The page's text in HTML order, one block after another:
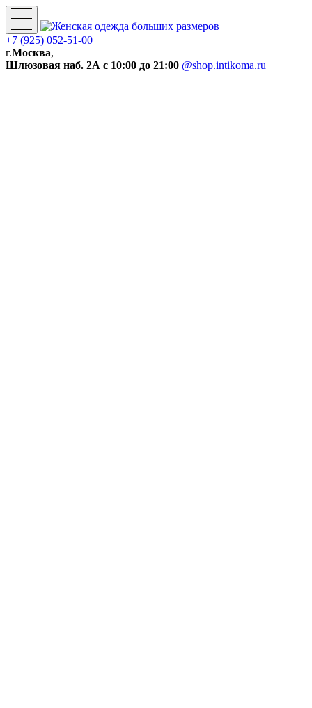
+7 (925) 052-51-00
г.Москва,
Шлюзовая наб. 2А с 10:00 до 21:00 @shop.intikoma.ru